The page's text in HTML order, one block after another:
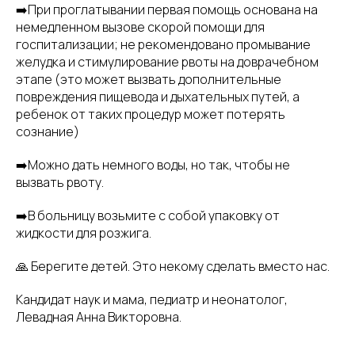
➡️При проглатывании первая помощь основана на
немедленном вызове скорой помощи для
госпитализации; не рекомендовано промывание
желудка и стимулирование рвоты на доврачебном
этапе (это может вызвать дополнительные
повреждения пищевода и дыхательных путей, а
ребенок от таких процедур может потерять
сознание)
➡️Можно дать немного воды, но так, чтобы не
вызвать рвоту.
➡️В больницу возьмите с собой упаковку от
жидкости для розжига.
🙏 Берегите детей. Это некому сделать вместо нас.
Кандидат наук и мама, педиатр и неонатолог,
Левадная Анна Викторовна.